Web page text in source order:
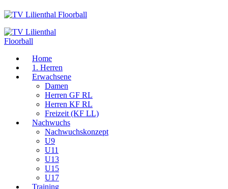
Home
1. Herren
Erwachsene
Damen
Herren GF RL
Herren KF RL
Freizeit (KF LL)
Nachwuchs
Nachwuchskonzept
U9
U11
U13
U15
U17
Training